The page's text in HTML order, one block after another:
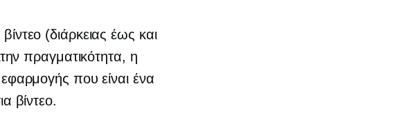
βίντεο (διάρκειας έως και
πραγματικότητα, η
που είναι ένα
βίντεο.